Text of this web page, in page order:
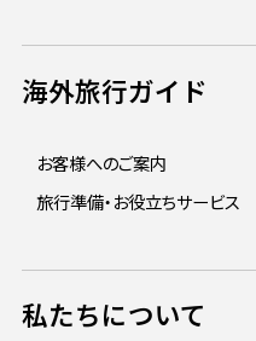
海外旅行ガイド
お客様へのご案内
旅行準備・お役立ちサービス
私たちについて